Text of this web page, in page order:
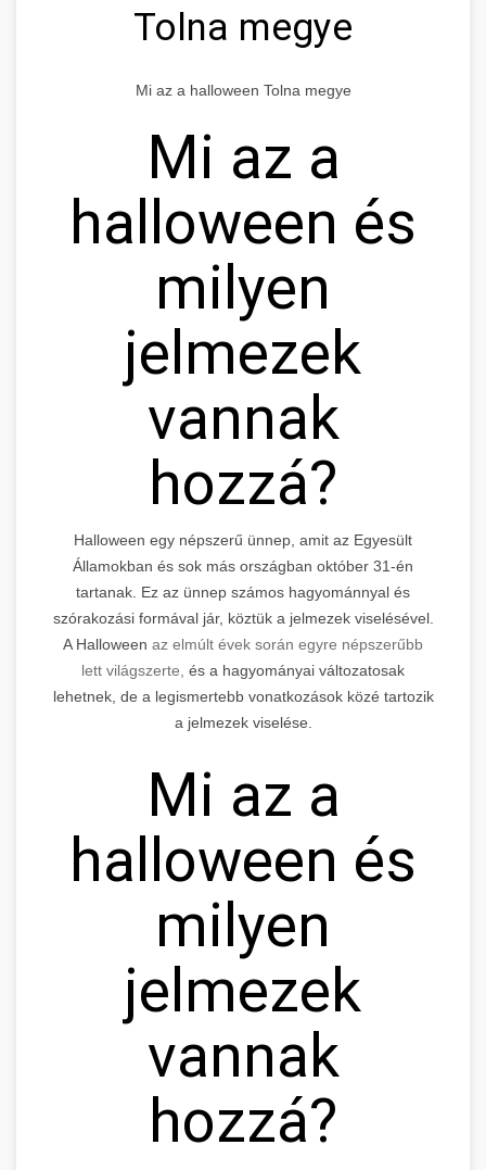
Tolna megye
Mi az a halloween Tolna megye
Mi az a
halloween és
milyen
jelmezek
vannak
hozzá?
Halloween egy népszerű ünnep, amit az Egyesült
Államokban és sok más országban október 31-én
tartanak. Ez az ünnep számos hagyománnyal és
szórakozási formával jár, köztük a jelmezek viselésével.
A Halloween az elmúlt évek során egyre népszerűbb
lett világszerte, és a hagyományai változatosak
lehetnek, de a legismertebb vonatkozások közé tartozik
a jelmezek viselése.
Mi az a
halloween és
milyen
jelmezek
vannak
hozzá?